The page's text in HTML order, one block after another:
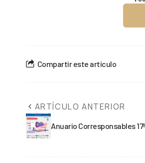
Compartir este artículo
ARTÍCULO ANTERIOR
Anuario Corresponsables